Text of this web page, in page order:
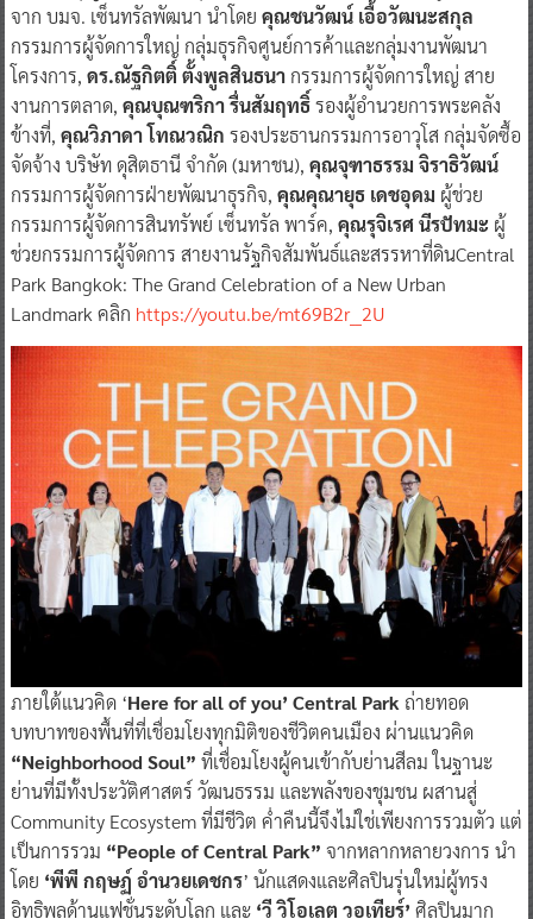
จาก บมจ. เซ็นทรัลพัฒนา นำโดย คุณชนวัฒน์ เอื้อวัฒนะสกุล
กรรมการผู้จัดการใหญ่ กลุ่มธุรกิจศูนย์การค้าและกลุ่มงานพัฒนา
โครงการ, ดร.ณัฐกิตติ์ ตั้งพูลสินธนากรรมการผู้จัดการใหญ่ สาย
งานการตลาด, คุณบุณฑริกา รื่นสัมฤทธิ์รองผู้อำนวยการพระคลัง
ข้างที่, คุณวิภาดา โทณวณิก รองประธานกรรมการอาวุโส กลุ่มจัดซื้อ
จัดจ้าง บริษัท ดุสิตธานี จำกัด (มหาชน), คุณจุฑาธรรม จิราธิวัฒน์
กรรมการผู้จัดการฝ่ายพัฒนาธุรกิจ, คุณคุณายุธ เดชอุดม ผู้ช่วย
กรรมการผู้จัดการสินทรัพย์ เซ็นทรัล พาร์ค, คุณรุจิเรศ นีรปัทมะ ผู้
ช่วยกรรมการผู้จัดการ สายงานรัฐกิจสัมพันธ์และสรรหาที่ดินCentral
Park Bangkok: The Grand Celebration of a New Urban
Landmark คลิก https://youtu.be/mt69B2r__2U
ภายใต้แนวคิด ‘Here for all of you’ Central Park ถ่ายทอด
บทบาทของพื้นที่ที่เชื่อมโยงทุกมิติของชีวิตคนเมือง ผ่านแนวคิด
“Neighborhood Soul” ที่เชื่อมโยงผู้คนเข้ากับย่านสีลม ในฐานะ
ย่านที่มีทั้งประวัติศาสตร์ วัฒนธรรม และพลังของชุมชน ผสานสู่
Community Ecosystem ที่มีชีวิต ค่ำคืนนี้จึงไม่ใช่เพียงการรวมตัว แต่
เป็นการรวม “People of Central Park” จากหลากหลายวงการ นำ
โดย ‘พีพี กฤษฏ์ อำนวยเดชกร’ นักแสดงและศิลปินรุ่นใหม่ผู้ทรง
อิทธิพลด้านแฟชั่นระดับโลก และ‘วี วิโอเลต วอเทียร์’ ศิลปินมาก